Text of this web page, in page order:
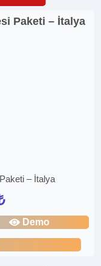
– İtalya
Demo